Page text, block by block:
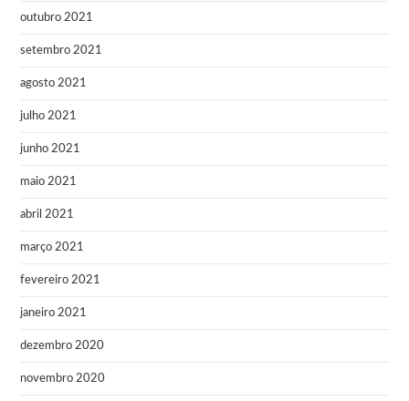
outubro 2021
setembro 2021
agosto 2021
julho 2021
junho 2021
maio 2021
abril 2021
março 2021
fevereiro 2021
janeiro 2021
dezembro 2020
novembro 2020